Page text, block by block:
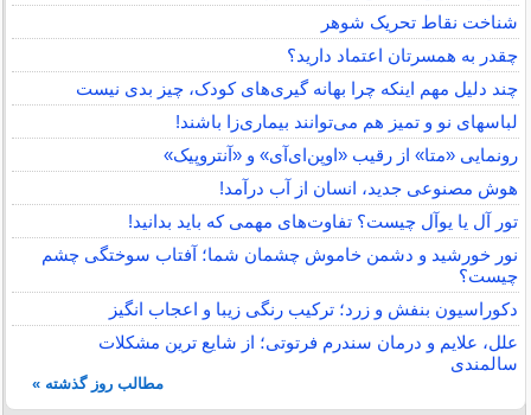
شناخت نقاط تحریک شوهر
چقدر به همسرتان اعتماد دارید؟
چند دلیل مهم اینکه چرا بهانه گیری‌های کودک، چیز بدی نیست
لباس‎های نو و تمیز هم می‌توانند بیماری‌زا باشند!
رونمایی «متا» از رقیب «اوپن‌ای‌آی» و «آنتروپیک»
هوش مصنوعی جدید، انسان از آب درآمد!
تور آل یا یوآل چیست؟ تفاوت‌های مهمی که باید بدانید!
نور خورشید و دشمن خاموش چشمان شما؛ آفتاب سوختگی چشم
چیست؟
دکوراسیون بنفش و زرد؛ ترکیب رنگی زیبا و اعجاب انگیز
علل، علایم و درمان سندرم فرتوتی؛ از شایع ترین مشکلات
سالمندی
مطالب روز گذشته »